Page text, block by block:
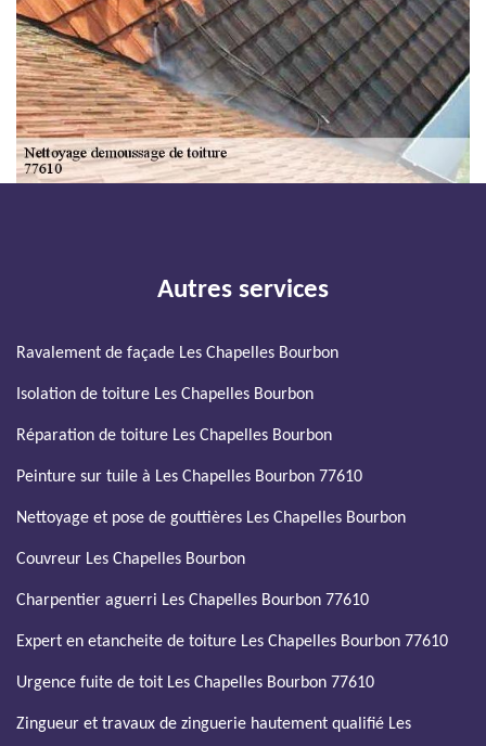
Autres services
Ravalement de façade Les Chapelles Bourbon
Isolation de toiture Les Chapelles Bourbon
Réparation de toiture Les Chapelles Bourbon
Peinture sur tuile à Les Chapelles Bourbon 77610
Nettoyage et pose de gouttières Les Chapelles Bourbon
Couvreur Les Chapelles Bourbon
Charpentier aguerri Les Chapelles Bourbon 77610
Expert en etancheite de toiture Les Chapelles Bourbon 77610
Urgence fuite de toit Les Chapelles Bourbon 77610
Zingueur et travaux de zinguerie hautement qualifié Les